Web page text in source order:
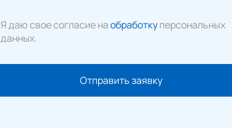
Я даю свое согласие наобработкуперсональных
данных.
Отправить заявку